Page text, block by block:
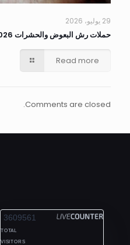
29 يوليو، 2026
حملات رش البعوض والحشرات 29/7/2026
Read more
Comments are closed.
3609561
TOTAL
VISITORS